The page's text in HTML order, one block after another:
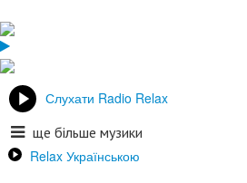
Слухати Radio Relax
ще більше музики
Relax Українською